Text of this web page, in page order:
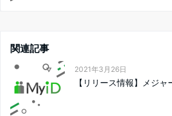
関連記事
2021年3月26日
【リリース情報】メジ